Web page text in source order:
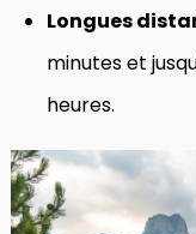
Longues
minutes et
heures.